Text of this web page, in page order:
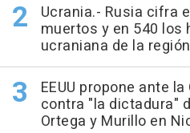
Ucrania.- Rusia cifra
muertos y en 540 los
ucraniana de la
EEUU propone ante
contra "la dictadura"
Ortega y Murillo en